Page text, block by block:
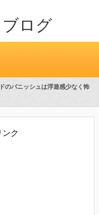
ログ
のバニッシュは浮遊感少なく怖
ンク